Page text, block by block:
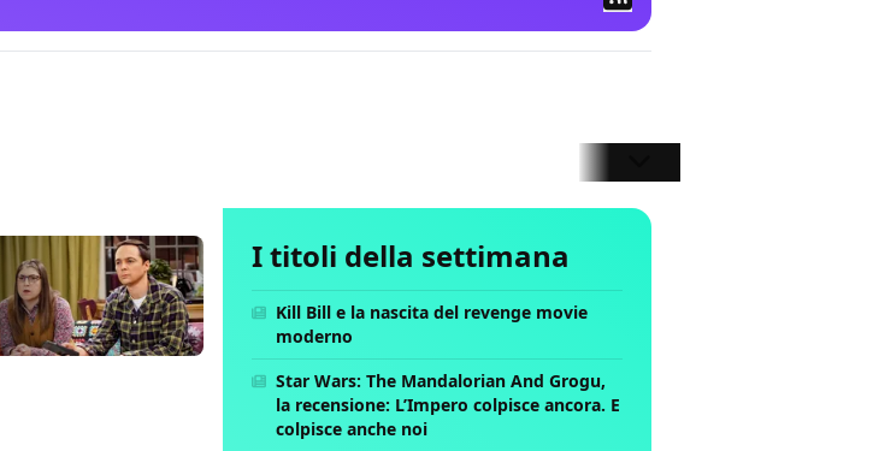
I titoli della settimana
Kill Bill e la nascita del revenge movie
moderno
Star Wars: The Mandalorian And Grogu,
la recensione: L’Impero colpisce ancora. E
colpisce anche noi